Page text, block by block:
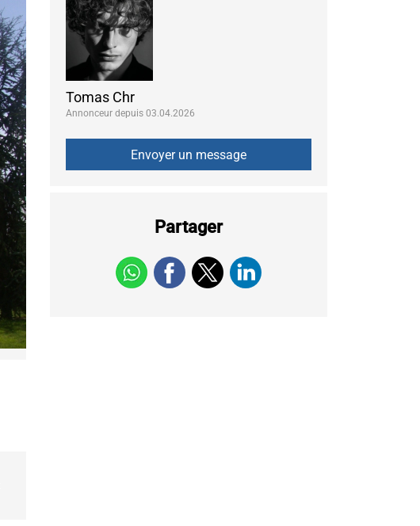
Tomas Chr
Annonceur depuis 03.04.2026
Partager